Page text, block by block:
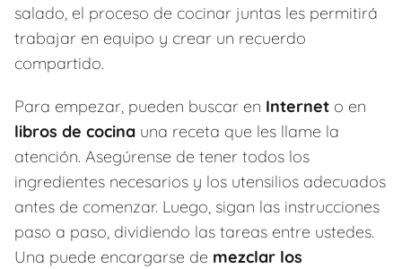
salado, el proceso de cocinar juntas les permitirá
trabajar en equipo y crear un recuerdo
compartido.
Para empezar, pueden buscar en Internet o en
libros de cocina una receta que les llame la
atención. Asegúrense de tener todos los
ingredientes necesarios y los utensilios adecuados
antes de comenzar. Luego, sigan las instrucciones
paso a paso, dividiendo las tareas entre ustedes.
Una puede encargarse de mezclar los